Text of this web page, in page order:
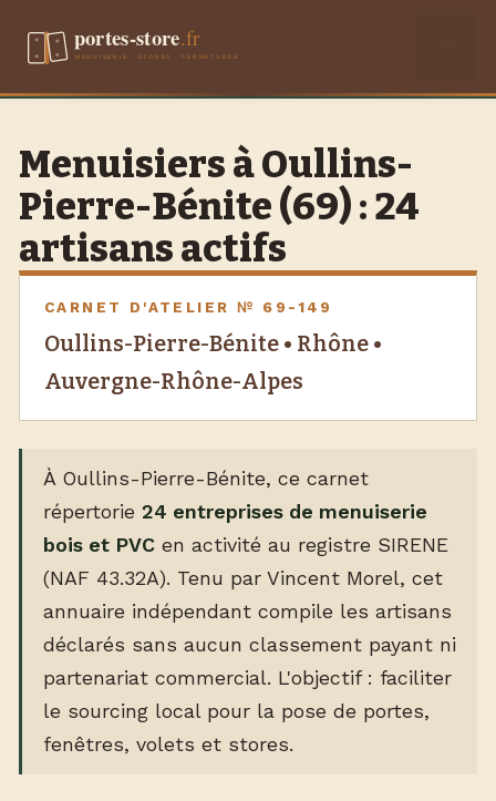
Menuisiers à Oullins-
Pierre-Bénite (69) : 24
artisans actifs
CARNET D'ATELIER № 69-149
Oullins-Pierre-Bénite • Rhône •
Auvergne-Rhône-Alpes
À Oullins-Pierre-Bénite, ce carnet
répertorie 24 entreprises de menuiserie
bois et PVCen activité au registre SIRENE
(NAF 43.32A). Tenu par Vincent Morel, cet
annuaire indépendant compile les artisans
déclarés sans aucun classement payant ni
partenariat commercial. L'objectif : faciliter
le sourcing local pour la pose de portes,
fenêtres, volets et stores.